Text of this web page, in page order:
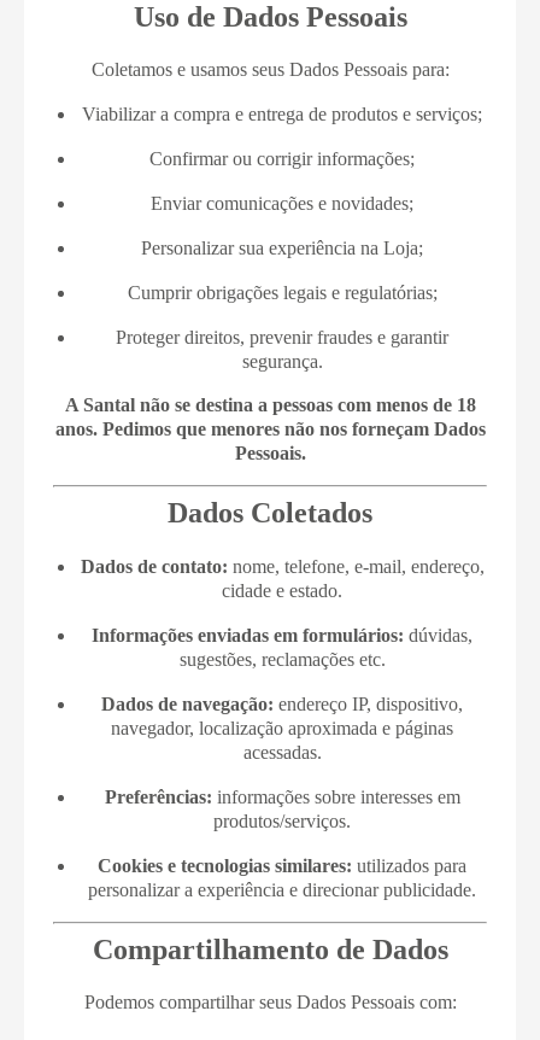
Uso de Dados Pessoais
Coletamos e usamos seus Dados Pessoais para:
Viabilizar a compra e entrega de produtos e serviços;
Confirmar ou corrigir informações;
Enviar comunicações e novidades;
Personalizar sua experiência na Loja;
Cumprir obrigações legais e regulatórias;
Proteger direitos, prevenir fraudes e garantir
segurança.
A Santal não se destina a pessoas com menos de 18
anos. Pedimos que menores não nos forneçam Dados
Pessoais.
Dados Coletados
Dados de contato: nome, telefone, e-mail, endereço,
cidade e estado.
Informações enviadas em formulários: dúvidas,
sugestões, reclamações etc.
Dados de navegação: endereço IP, dispositivo,
navegador, localização aproximada e páginas
acessadas.
Preferências: informações sobre interesses em
produtos/serviços.
Cookies e tecnologias similares: utilizados para
personalizar a experiência e direcionar publicidade.
Compartilhamento de Dados
Podemos compartilhar seus Dados Pessoais com: